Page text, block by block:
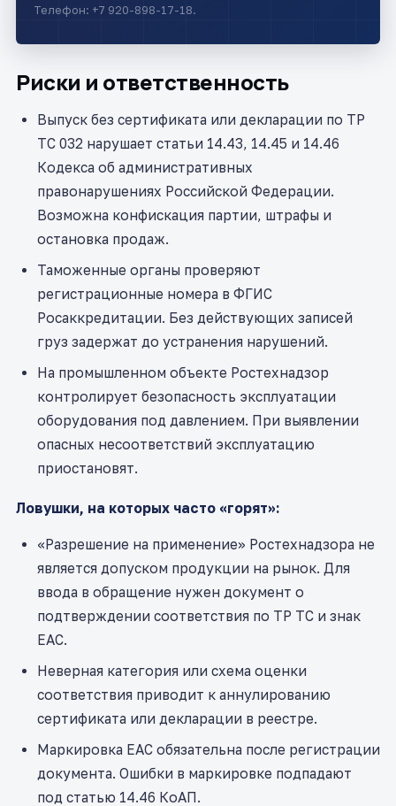
Телефон: +7 920-898-17-18.
Риски и ответственность
Выпуск без сертификата или декларации по ТР
ТС 032 нарушает статьи 14.43, 14.45 и 14.46
Кодекса об административных
правонарушениях Российской Федерации.
Возможна конфискация партии, штрафы и
остановка продаж.
Таможенные органы проверяют
регистрационные номера в ФГИС
Росаккредитации. Без действующих записей
груз задержат до устранения нарушений.
На промышленном объекте Ростехнадзор
контролирует безопасность эксплуатации
оборудования под давлением. При выявлении
опасных несоответствий эксплуатацию
приостановят.
Ловушки, на которых часто «горят»:
«Разрешение на применение» Ростехнадзора не
является допуском продукции на рынок. Для
ввода в обращение нужен документ о
подтверждении соответствия по ТР ТС и знак
ЕАС.
Неверная категория или схема оценки
соответствия приводит к аннулированию
сертификата или декларации в реестре.
Маркировка ЕАС обязательна после регистрации
документа. Ошибки в маркировке подпадают
под статью 14.46 КоАП.